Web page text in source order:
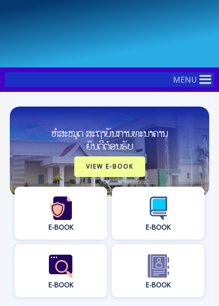
MENU
ຫໍສະໝຸດ ສະຖາບັນການທະນາຄານ
ຍິນດີຕ້ອນຮັບ
VIEW E-BOOK
E-BOOK E-BOOK
E-BOOK E-BOOK